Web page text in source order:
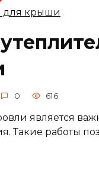
0 616
является
Такие работы